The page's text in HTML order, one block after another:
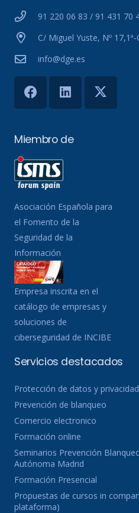
91 220 06 83 / 91 431 70
C/ Miguel Yuste, Nº
info@dge.es
Miembro de
Asociación Española para
el Fomento de la
Seguridad de la
Información
Empresa inscrita en el
catálogo de empresas y
soluciones de
ciberseguridad de INCIBE
Servicios destacados
Protección de datos y privacidad
Prevención de blanqueo
Comercio electronico
Formación online
Seminarios Prevención
Autónoma Madrid
Formación Presencial
Propuestas de cursos in
plataforma)